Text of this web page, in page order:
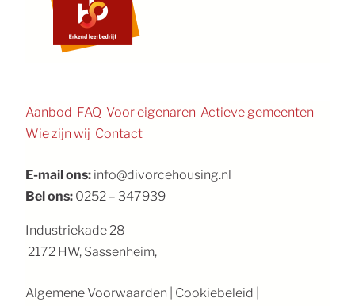
Aanbod FAQ Voor eigenaren Actieve gemeenten
Wie zijn wij Contact
E-mail ons: info@divorcehousing.nl
Bel ons: 0252 – 347939
Industriekade 28
2172 HW, Sassenheim,
Algemene Voorwaarden Cookiebeleid